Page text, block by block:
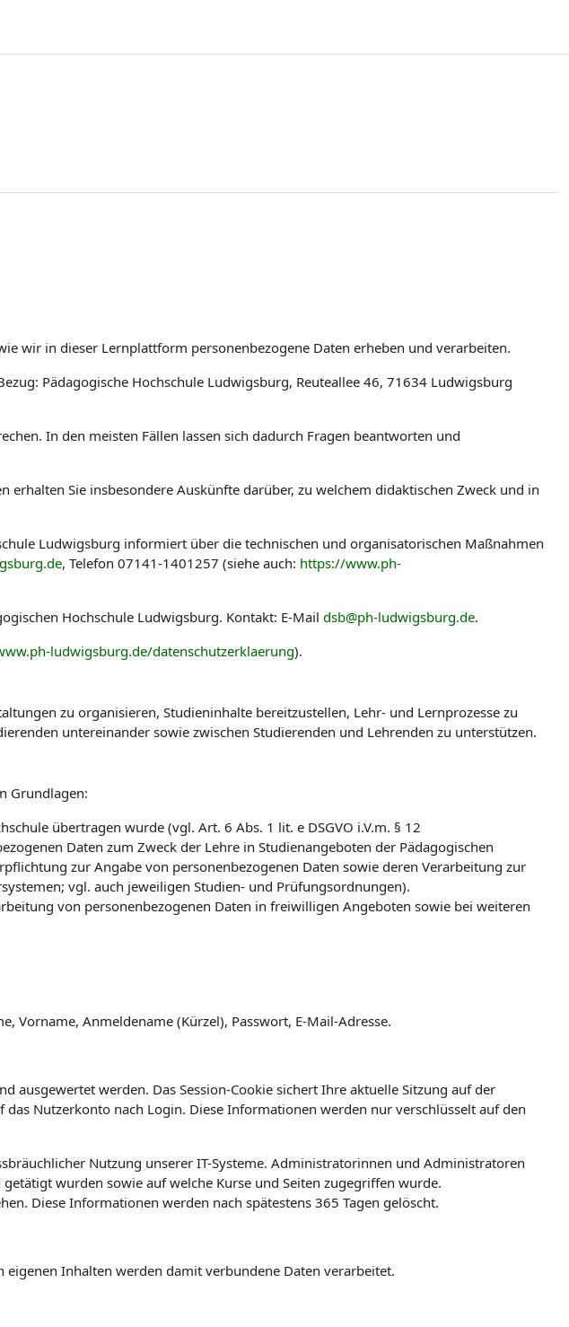
wir in dieser Lernplattform personenbezogene Daten erheben und verarbeiten.
Pädagogische Hochschule Ludwigsburg, Reuteallee 46, 71634 Ludwigsburg
In den meisten Fällen lassen sich dadurch Fragen beantworten und
Sie insbesondere Auskünfte darüber, zu welchem didaktischen Zweck und in
Ludwigsburg informiert über die technischen und organisatorischen Maßnahmen
, Telefon 07141-1401257 (siehe auch: https://www.ph-
Hochschule Ludwigsburg. Kontakt: E-Mail dsb@ph-ludwigsburg.de.
ludwigsburg.de/datenschutzerklaerung).
zu organisieren, Studieninhalte bereitzustellen, Lehr- und Lernprozesse zu
untereinander sowie zwischen Studierenden und Lehrenden zu unterstützen.
Grundlagen:
übertragen wurde (vgl. Art. 6 Abs. 1 lit. e DSGVO i.V.m. § 12
Daten zum Zweck der Lehre in Studienangeboten der Pädagogischen
zur Angabe von personenbezogenen Daten sowie deren Verarbeitung zur
vgl. auch jeweiligen Studien- und Prüfungsordnungen).
von personenbezogenen Daten in freiwilligen Angeboten sowie bei weiteren
Anmeldename (Kürzel), Passwort, E-Mail-Adresse.
ausgewertet werden. Das Session-Cookie sichert Ihre aktuelle Sitzung auf der
Nutzerkonto nach Login. Diese Informationen werden nur verschlüsselt auf den
Nutzung unserer IT-Systeme. Administratorinnen und Administratoren
wurden sowie auf welche Kurse und Seiten zugegriffen wurde.
Diese Informationen werden nach spätestens 365 Tagen gelöscht.
Inhalten werden damit verbundene Daten verarbeitet.